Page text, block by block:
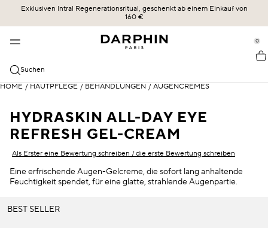
Exklusiven Intral Regenerationsritual, geschenkt ab einem Einkauf von
160 €
::elc_general.menu::
0
Suchen
Sidebar Navigation
BESTSELLER
BESTSELLER
HYDRASKIN
HAUTPFLEGE
ENTDECKEN
Hautpflegeroutine
KATEGORIEN
Alle Shoppen
Reiniger und Toner
Feuchtigkeitspflege mit SPF-Schutz
Augen- und Lippenpflege
Masken und Exfoliatoren
Feuchtigkeitsversorgung
Linien und Fältchen
Gemischte Haut
Trockene Haut
KOLLEKTIONEN
ALLE SHOPPEN
Stimulskin Plus
Essential Oil Elixir
Ideal Resource
Exquisâge
ERBE
UNSERE GESCHICHTE
OLIVIA SZMIDT
DIE WISSENSCHAFT DER LIEFERUNG
HOME / HAUTPFLEGE / BEHANDLUNGEN / AUGENCREMES
HYDRASKIN ALL-DAY EYE
REFRESH GEL-CREAM
Als Erster eine Bewertung schreiben / die erste Bewertung schreiben
Eine erfrischende Augen-Gelcreme, die sofort lang anhaltende
Feuchtigkeit spendet, für eine glatte, strahlende Augenpartie.
BEST SELLER